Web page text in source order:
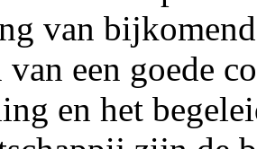
van
een goede
en het